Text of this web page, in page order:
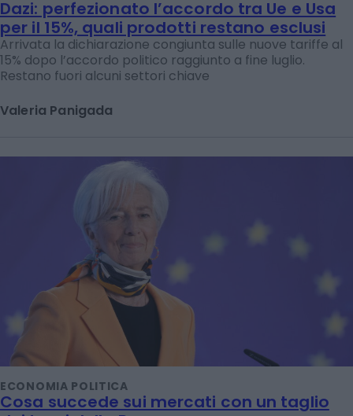
Dazi: perfezionato l’accordo tra Ue e Usa
per il 15%, quali prodotti restano esclusi
Arrivata la dichiarazione congiunta sulle nuove tariffe al
15% dopo l’accordo politico raggiunto a fine luglio.
Restano fuori alcuni settori chiave
Valeria Panigada
ECONOMIA POLITICA
Cosa succede sui mercati con un taglio